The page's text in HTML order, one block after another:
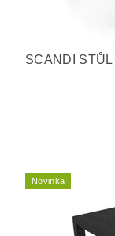
SCANDI
Novinka